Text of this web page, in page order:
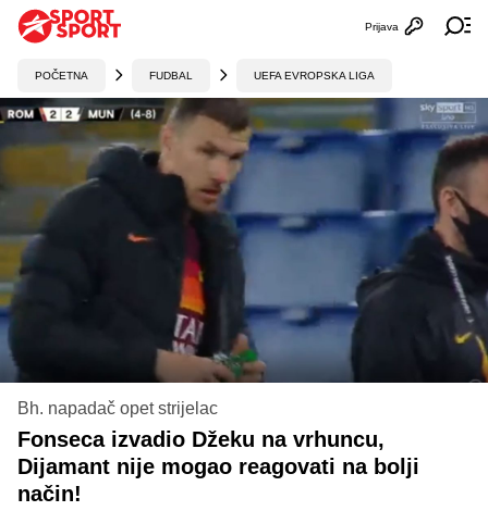
Otvori
Prijava
POČETNA FUDBAL UEFA EVROPSKA LIGA
Bh. napadač opet strijelac
Fonseca izvadio Džeku na vrhuncu,
Dijamant nije mogao reagovati na bolji
način!